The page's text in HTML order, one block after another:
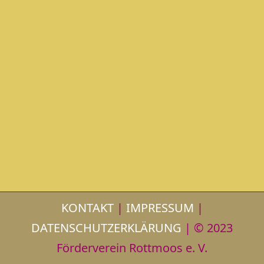
KONTAKT| IMPRESSUM |
DATENSCHUTZERKLÄRUNG | © 2023
Förderverein Rottmoos e. V.